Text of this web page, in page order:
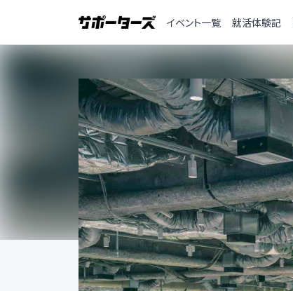
イベント一覧 就活体験記